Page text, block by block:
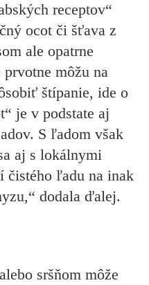
receptov“
ocot či šťava z
ale opatrne
môžu na
štípanie, ide o
je v podstate aj
S ľadom však
aj s lokálnymi
čistého ľadu na inak
dodala ďalej.
sršňom môže